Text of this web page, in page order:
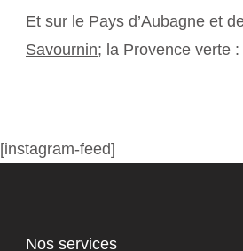
Et sur le Pays d’Aubagne et
Savournin; la Provence verte :
[instagram-feed]
Nos services